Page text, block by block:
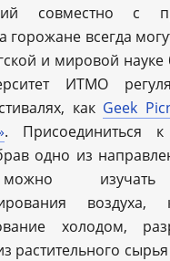
совместно с
горожане всегда
и мировой науке
ИТМО
как Geek
. Присоединиться
одно из
изучать
воздуха,
холодом,
растительного